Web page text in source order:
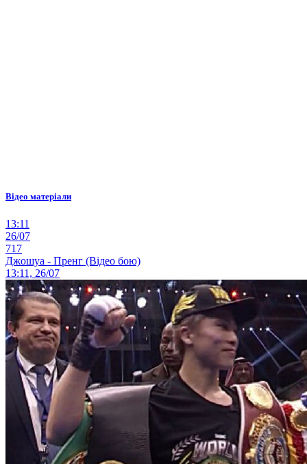
Відео матеріали
13:11
26/07
717
Джошуа - Пренг (Відео бою)
13:11, 26/07